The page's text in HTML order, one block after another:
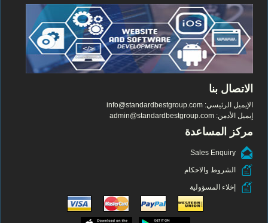
الاتصال بنا
الإيميل الرئيسي: info@standardbestgroup.com
إيميل الأدمن: admin@standardbestgroup.com
مركز المساعدة
Sales Enquiry
الشروط والاحكام
إخلاء المسؤولية